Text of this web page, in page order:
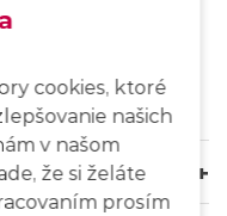
cookies, ktoré
našich
v našom
že si želáte
prosím